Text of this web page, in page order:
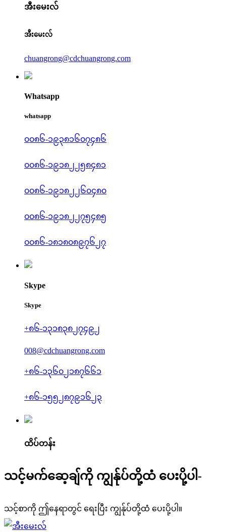
အီးမေးလ်
အီးမေးလ်
chuangrong@cdchuangrong.com
Whatsapp
whatsapp
၀၀၈၆-၁၉၃၈၁၆၀၇၄၈၆
၀၀၈၆-၁၉၁၈၂၂၅၈၄၈၁
၀၀၈၆-၁၉၁၈၂၂၆၀၄၈၀
၀၀၈၆-၁၉၁၈၂၂၇၅၄၈၅
၀၀၈၆-၁၈၁၈၀၈၉၇၆၂၇
Skype
Skype
+၈၆-၁၃၁၈၃၈၂၇၄၉၂
008@cdchuangrong.com
+၈၆-၁၃၆၀၂၁၈၇၆၆၁
+၈၆-၁၅၅၂၈၇၉၁၆၂၃
ထိပ်တန်း
သင့်မက်ဆေ့ချ်ကို ကျွန်ုပ်တို့ထံ ပေးပို့ပါ-
သင့်စာကို ဤနေရာတွင် ရေးပြီး ကျွန်ုပ်တို့ထံ ပေးပို့ပါ။